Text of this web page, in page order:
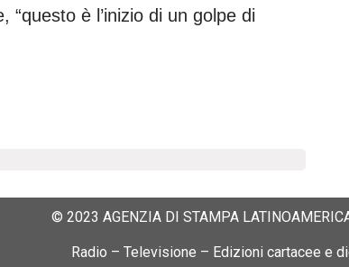
è l’inizio di un golpe di
© 2023 AGENZIA DI STAMPA
Radio – Televisione – Edizioni cartacee e